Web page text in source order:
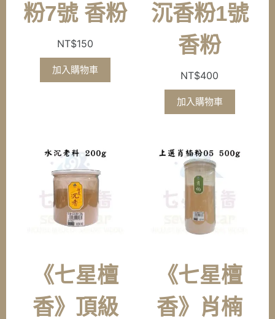
粉7號 香粉
NT$150
加入購物車
沉香粉1號
香粉
NT$400
加入購物車
《七星檀
香》頂級
《七星檀
香》肖楠